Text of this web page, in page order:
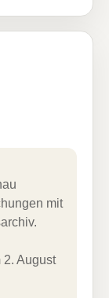
mit
2. August